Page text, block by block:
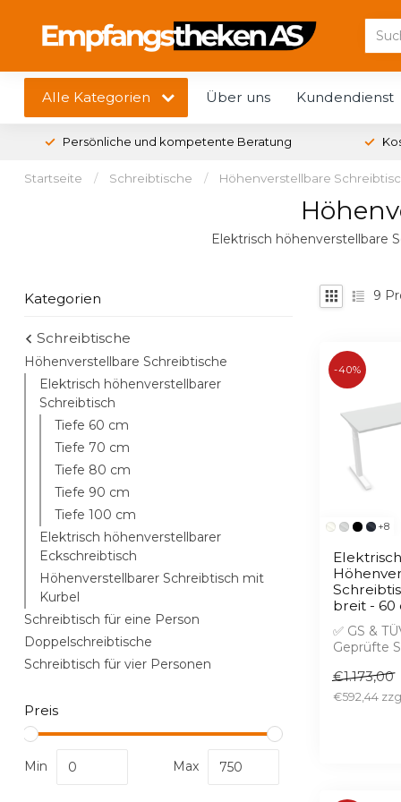
Alle Kategorien Über uns Kundendienst
Persönliche und kompetente Beratung
Startseite / Schreibtische / Höhenverstellbare
Elektrisch höhenverstellbare
Kategorien
Schreibtische
Höhenverstellbare Schreibtische
Elektrisch höhenverstellbarer
Schreibtisch
Tiefe 60 cm
Tiefe 70 cm
Tiefe 80 cm
Tiefe 90 cm
Tiefe 100 cm
Elektrisch höhenverstellbarer
Eckschreibtisch
Höhenverstellbarer Schreibtisch mit
Kurbel
Schreibtisch für eine Person
Doppelschreibtische
Schreibtisch für vier Personen
Preis
Min Max
9
+8
-40%
Elektrisch
breit - 60
✅ GS &
Geprüfte
Planung in
€1.173,00
€592,44